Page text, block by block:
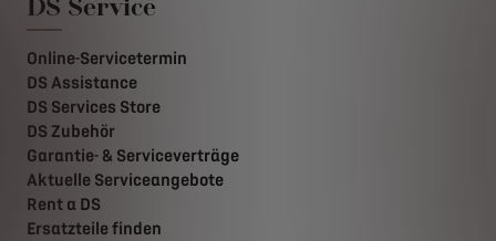
Online-Servicetermin
DS Assistance
DS Services Store
DS Zubehör
Garantie- & Serviceverträge
Aktuelle Serviceangebote
Rent a DS
Ersatzteile finden